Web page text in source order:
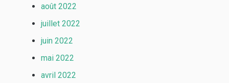
août 2022
juillet 2022
juin 2022
mai 2022
avril 2022